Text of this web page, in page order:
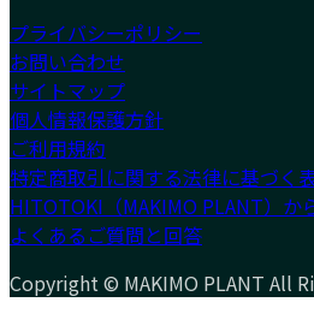
プライバシーポリシー
お問い合わせ
サイトマップ
個人情報保護方針
ご利用規約
特定商取引に関する法律に基づく
HITOTOKI（MAKIMO PLANT）か
よくあるご質問と回答
Copyright © MAKIMO PLANT All